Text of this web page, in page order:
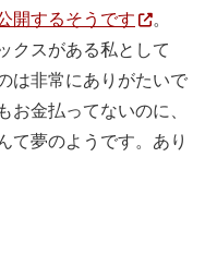
開するそうです
。
クスがある私として
は非常にありがたいで
お金払ってないのに、
て夢のようです。あり